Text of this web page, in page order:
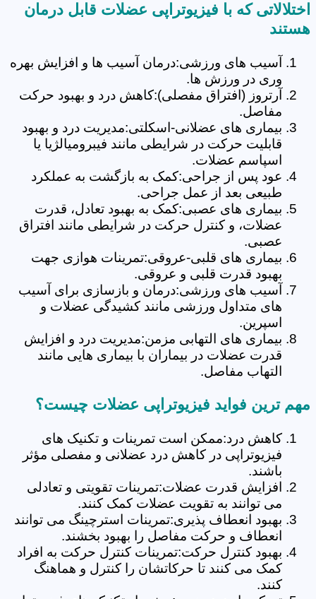
اختلالاتی که با فیزیوتراپی عضلات قابل درمان
هستند
آسیب های ورزشی:درمان آسیب ها و افزایش بهره
وری در ورزش ها.
آرتروز (افتراق مفصلی):کاهش درد و بهبود حرکت
مفاصل.
بیماری های عضلانی-اسکلتی:مدیریت درد و بهبود
قابلیت حرکت در شرایطی مانند فیبرومیالژیا یا
اسپاسم عضلات.
عود پس از جراحی:کمک به بازگشت به عملکرد
طبیعی بعد از عمل جراحی.
بیماری های عصبی:کمک به بهبود تعادل، قدرت
عضلات، و کنترل حرکت در شرایطی مانند افتراق
عصبی.
بیماری های قلبی-عروقی:تمرینات هوازی جهت
بهبود قدرت قلبی و عروقی.
آسیب های ورزشی:درمان و بازسازی برای آسیب
های متداول ورزشی مانند کشیدگی عضلات و
اسپرین.
بیماری های التهابی مزمن:مدیریت درد و افزایش
قدرت عضلات در بیماران با بیماری هایی مانند
التهاب مفاصل.
مهم ترین فواید فیزیوتراپی عضلات چیست؟
کاهش درد:ممکن است تمرینات و تکنیک های
فیزیوتراپی در کاهش درد عضلانی و مفصلی مؤثر
باشند.
افزایش قدرت عضلات:تمرینات تقویتی و تعادلی
می توانند به تقویت عضلات کمک کنند.
بهبود انعطاف پذیری:تمرینات استرچینگ می توانند
انعطاف و حرکت مفاصل را بهبود بخشند.
بهبود کنترل حرکت:تمرینات کنترل حرکت به افراد
کمک می کنند تا حرکاتشان را کنترل و هماهنگ
کنند.